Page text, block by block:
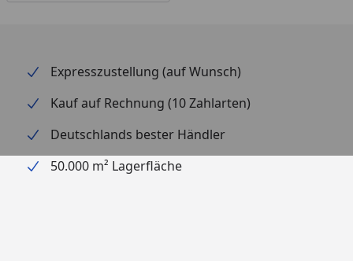
Expresszustellung (auf Wunsch)
Kauf auf Rechnung (10 Zahlarten)
Deutschlands bester Händler
50.000 m² Lagerfläche